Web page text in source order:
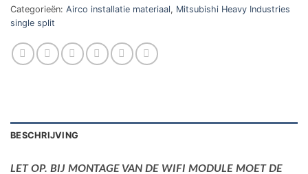
Categorieën: Airco installatie materiaal, Mitsubishi Heavy Industries
single split
BESCHRIJVING
LET OP. BIJ MONTAGE VAN DE WIFI MODULE MOET DE